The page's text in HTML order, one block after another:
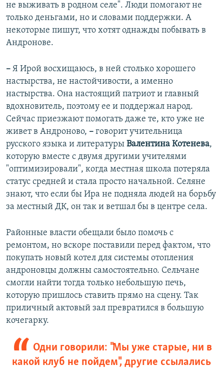
не выживать в родном селе". Люди помогают не
только деньгами, но и словами поддержки. А
некоторые пишут, что хотят однажды побывать в
Андронове.
– Я Ирой восхищаюсь, в ней столько хорошего
настырства, не настойчивости, а именно
настырства. Она настоящий патриот и главный
вдохновитель, поэтому ее и поддержал народ.
Сейчас приезжают помогать даже те, кто уже не
живет в Андроново, – говорит учительница
русского языка и литературы Валентина Котенева,
которую вместе с двумя другими учителями
"оптимизировали", когда местная школа потеряла
статус средней и стала просто начальной. Селяне
знают, что если бы Ира не подняла людей на борьбу
за местный ДК, он так и ветшал бы в центре села.
Районные власти обещали было помочь с
ремонтом, но вскоре поставили перед фактом, что
покупать новый котел для системы отопления
андроновцы должны самостоятельно. Сельчане
смогли найти тогда только небольшую печь,
которую пришлось ставить прямо на сцену. Так
приличный актовый зал превратился в большую
кочегарку.
Одни говорили: "Мы уже старые, ни в
какой клуб не пойдем", другие ссылались